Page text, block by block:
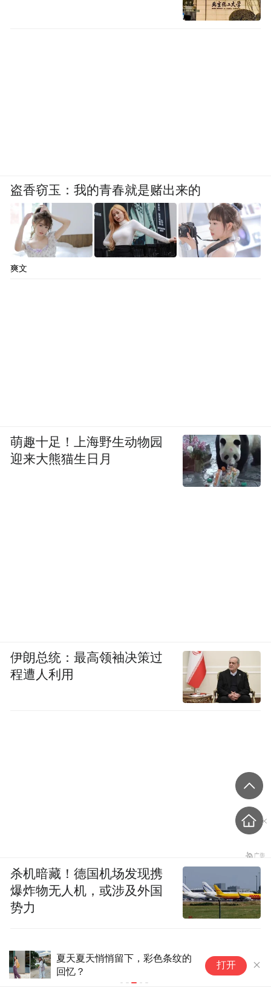
夏天夏天悄悄留下，彩色条纹的
回忆？
打开
盗香窃玉：我的青春就是赌出来的
爽文
萌趣十足！上海野生动物园
迎来大熊猫生日月
伊朗总统：最高领袖决策过
程遭人利用
杀机暗藏！德国机场发现携
爆炸物无人机，或涉及外国
势力